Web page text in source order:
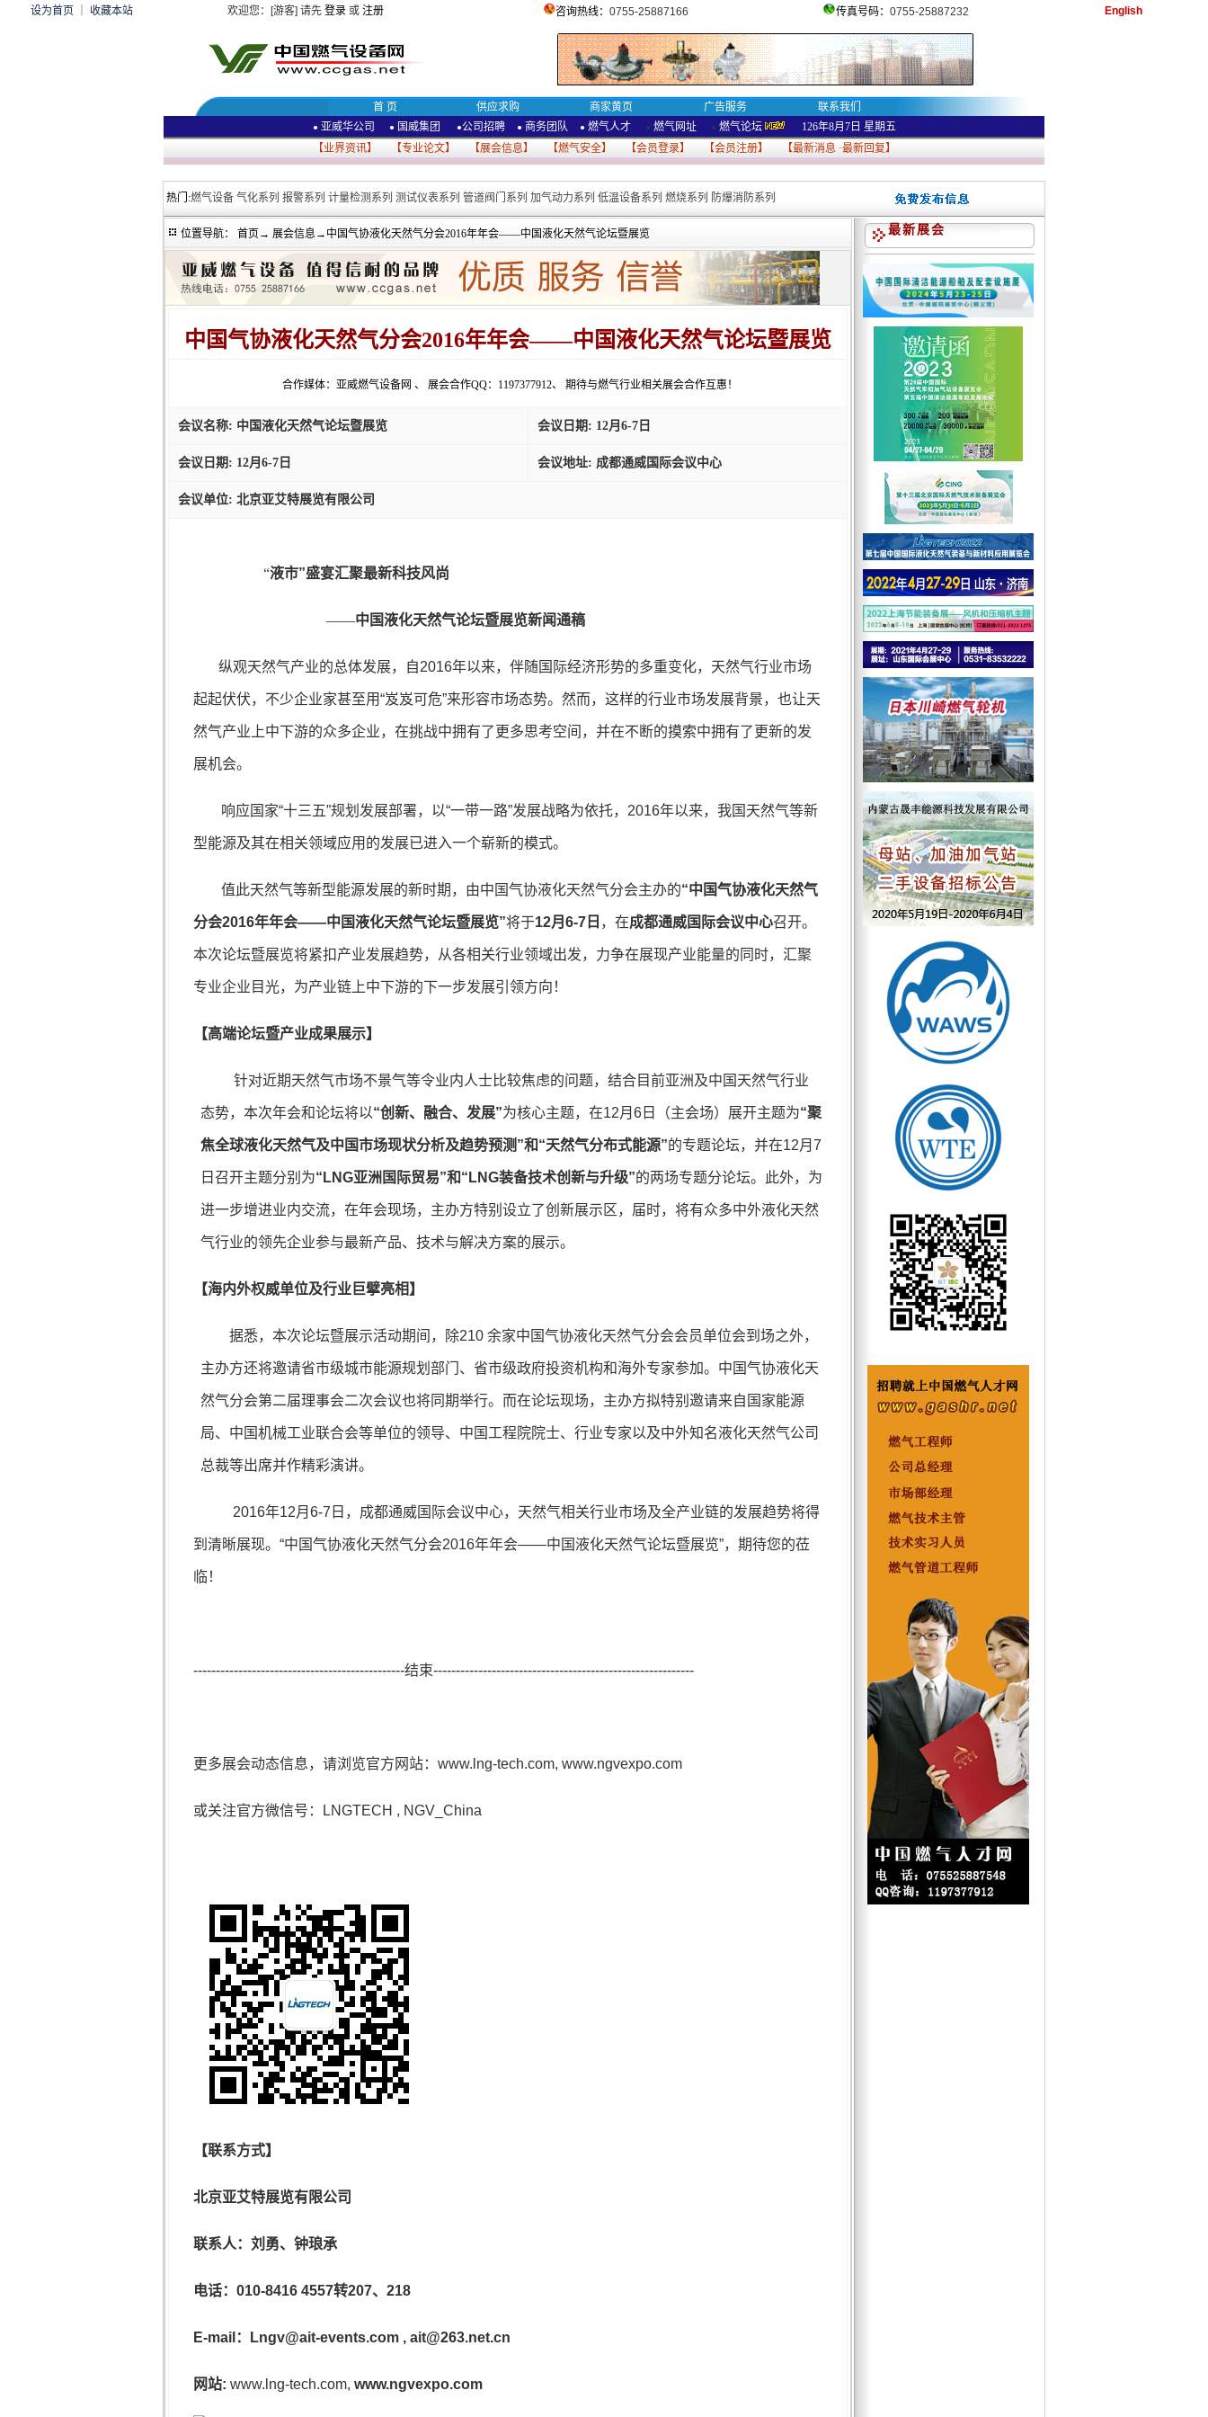
设为首页 收藏本站 欢迎您：[游客] 请先 登录 或 注册 咨询热线： 0755-25887166 传真号码： 0755-25887232 English
首 页 供应求购 商家黄页 广告服务 联系我们
● 亚威华公司 ● 国威集团 ●公司招聘 ● 商务团队 ● 燃气人才 ● 燃气网址 ● 燃气论坛 126年8月7日 星期五
【业界资讯】 【专业论文】 【展会信息】 【燃气安全】 【会员登录】 【会员注册】 【最新消息·最新回复】
热门:燃气设备 气化系列 报警系列 计量检测系列 测试仪表系列 管道阀门系列 加气动力系列 低温设备系列 燃烧系列 防爆消防系列
位置导航： 首页 → 展会信息→中国气协液化天然气分会2016年年会——中国液化天然气论坛暨展览
中国气协液化天然气分会2016年年会——中国液化天然气论坛暨展览
合作媒体：亚威燃气设备网 、 展会合作QQ：1197377912、 期待与燃气行业相关展会合作互惠！
会议名称: 中国液化天然气论坛暨展览 会议日期: 12月6-7日
会议日期: 12月6-7日 会议地址: 成都通威国际会议中心
会议单位: 北京亚艾特展览有限公司
“液市”盛宴汇聚最新科技风尚
——中国液化天然气论坛暨展览新闻通稿
纵观天然气产业的总体发展，自2016年以来，伴随国际经济形势的多重变化，天然气行业市场
起起伏伏，不少企业家甚至用“岌岌可危”来形容市场态势。然而，这样的行业市场发展背景，也让天
然气产业上中下游的众多企业，在挑战中拥有了更多思考空间，并在不断的摸索中拥有了更新的发
展机会。
响应国家“十三五”规划发展部署，以“一带一路”发展战略为依托， 2016年以来，我国天然气等新
型能源及其在相关领域应用的发展已进入一个崭新的模式。
值此天然气等新型能源发展的新时期，由中国气协液化天然气分会主办的“中国气协液化天然气
分会2016年年会——中国液化天然气论坛暨展览”将于12月 6-7 日 ，在成都通威国际会议中心召开。
本次论坛暨展览将紧扣产业发展趋势，从各相关行业领域出发，力争在展现产业能量的同时，汇聚
专业企业目光，为产业链上中下游的下一步发展引领方向！
【高端论坛暨产业成果展示】
针对近期天然气市场不景气等令业内人士比较焦虑的问题，结合目前亚洲及中国天然气行业
态势，本次年会和论坛将以“创新、融合、发展”为核心主题，在12月 6日（主会场）展开主题为“聚
焦全球液化天然气及中国市场现状分析及趋势预测”和“天然气分布式能源”的专题论坛，并在12月 7
日召开主题分别为“ LNG亚洲国际贸易”和“ LNG装备技术创新与升级”的两场专题分论坛。此外，为
进一步增进业内交流，在年会现场，主办方特别设立了创新展示区，届时，将有众多中外液化天然
气行业的领先企业参与最新产品、技术与解决方案的展示。
【海内外权威单位及行业巨擘亮相】
据悉，本次论坛暨展示活动期间，除210余家中国气协液化天然气分会会员单位会到场之外，
主办方还将邀请省市级城市能源规划部门、省市级政府投资机构和海外专家参加。中国气协液化天
然气分会第二届理事会二次会议也将同期举行。而在论坛现场，主办方拟特别邀请来自国家能源
局、中国机械工业联合会等单位的领导、中国工程院院士、行业专家以及中外知名液化天然气公司
总裁等出席并作精彩演讲。
2016年12月 6-7 日，成都通威国际会议中心，天然气相关行业市场及全产业链的发展趋势将得
到清晰展现。“中国气协液化天然气分会2016年年会——中国液化天然气论坛暨展览”，期待您的莅
临！
-----------------------------------------------结束----------------------------------------------------------
更多展会动态信息，请浏览官方网站： www.lng-tech.com, www.ngvexpo.com
或关注官方微信号： LNGTECH , NGV_China
【联系方式】
北京亚艾特展览有限公司
联系人：刘勇、钟琅承
电话： 010-8416 4557转207、 218
E-mail ： Lngv@ait-events.com , ait@263.net.cn
网站: www.lng-tech.com, www.ngvexpo.com
最新展会